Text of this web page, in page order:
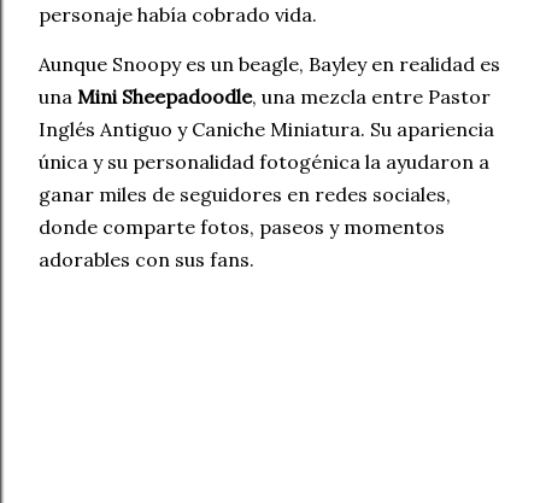
personaje había cobrado vida.
Aunque Snoopy es un beagle, Bayley en realidad es
una Mini Sheepadoodle, una mezcla entre Pastor
Inglés Antiguo y Caniche Miniatura. Su apariencia
única y su personalidad fotogénica la ayudaron a
ganar miles de seguidores en redes sociales,
donde comparte fotos, paseos y momentos
adorables con sus fans.